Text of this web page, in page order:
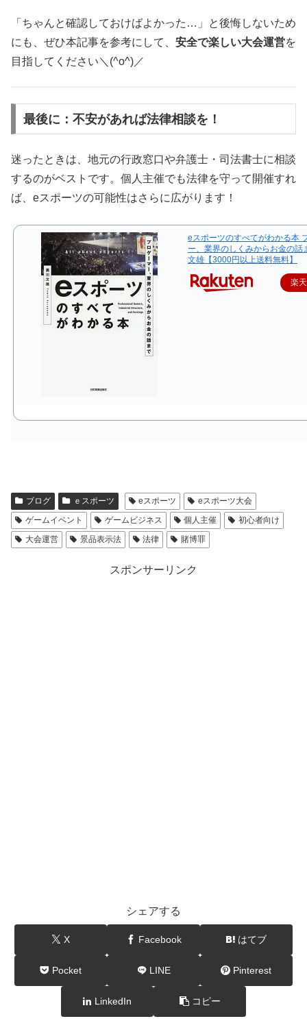
「ちゃんと確認しておけばよかった…」と後悔しないため
にも、ぜひ本記事を参考にして、 安全で楽しい大会運営を
目指してください＼(^o^)／
最後に：不安があれば法律相談を！
迷ったときは、地元の行政窓口や弁護士・司法書士に相談
するのがベストです。個人主催でも法律を守って開催すれ
ば、eスポーツの可能性はさらに広がります！
eスポーツのすべてがわかる本
ー、業界のしくみからお金の話
文雄【3000円以上送料無料】
楽
ブログ ｅスポーツ eスポーツ
eスポーツ大会
ゲームイベント
ゲームビジネス 個人主催
初心者向け
大会運営
景品表示法 法律 賭博罪
スポンサーリンク
シェアする
X Facebook はてブ
Pocket LINE Pinterest
LinkedIn コピー